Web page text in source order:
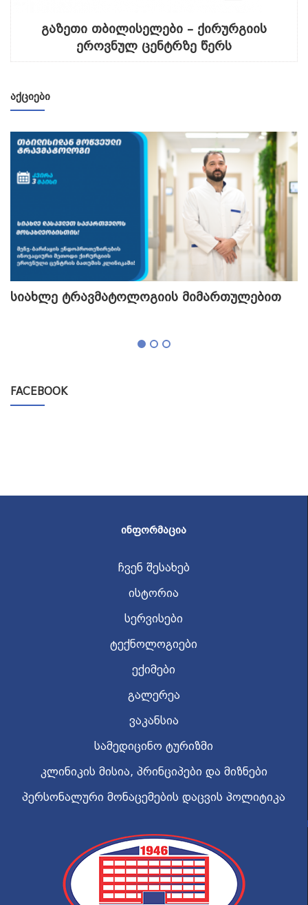
გაზეთი თბილისელები – ქირურგიის
ეროვნულ ცენტრზე წერს
ᲐᲥᲪᲘᲔᲑᲘ
სიახლე ტრავმატოლოგიის მიმართულებით
FACEBOOK
ᲘᲜᲤᲝᲠᲛᲐᲪᲘᲐ
ჩვენ შესახებ
ისტორია
სერვისები
ტექნოლოგიები
ექიმები
გალერეა
ვაკანსია
სამედიცინო ტურიზმი
კლინიკის მისია, პრინციპები და მიზნები
პერსონალური მონაცემების დაცვის პოლიტიკა